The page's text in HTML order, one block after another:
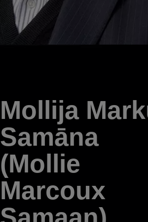
Mollija
Samāna
(Mollie
Marcoux